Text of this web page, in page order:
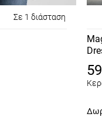
Σε 1 διάσταση